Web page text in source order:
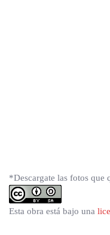
*Descargate las fotos que
Esta obra está bajo una